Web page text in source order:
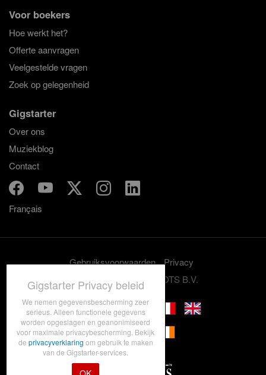
Voor boekers
Hoe werkt het?
Offerte aanvragen
Veelgestelde vragen
Zoek op gelegenheid
Gigstarter
Over ons
Muziekblog
Contact
Français
Gebruiksvoorwaarden
Privacy
© 2012-2026 GRASSROOTS B.V.
Gigstarter Privacy beleid
We nemen gegevensbescherming zeer
serieus. Alleen functionele gegevens
worden opgeslagen en geanonimiseerd
voor maximale privacybescherming. Bekijk
de privacyverklaring om gebruik te maken
van de Gigstarter-services.